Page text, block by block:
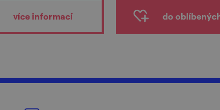
více informací do